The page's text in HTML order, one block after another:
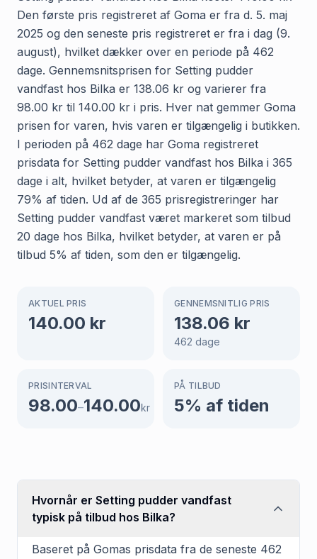
Den første pris registreret af Goma er fra d. 5. maj
2025 og den seneste pris registreret er fra i dag (9.
august), hvilket dækker over en periode på 462
dage. Gennemsnitsprisen for Setting pudder
vandfast hos Bilka er 138.06 kr og varierer fra
98.00 kr til 140.00 kr i pris. Hver nat gemmer Goma
prisen for varen, hvis varen er tilgængelig i butikken.
I perioden på 462 dage har Goma registreret
prisdata for Setting pudder vandfast hos Bilka i 365
dage i alt, hvilket betyder, at varen er tilgængelig
79% af tiden. Ud af de 365 prisregistreringer har
Setting pudder vandfast været markeret som tilbud
20 dage hos Bilka, hvilket betyder, at varen er på
tilbud 5% af tiden, som den er tilgængelig.
AKTUEL PRIS
140.00 kr
GENNEMSNITLIG PRIS
138.06 kr
462 dage
PRISINTERVAL
98.00–140.00kr
PÅ TILBUD
5% af tiden
Hvornår er Setting pudder vandfast
typisk på tilbud hos Bilka?
Baseret på Gomas prisdata fra de seneste 462